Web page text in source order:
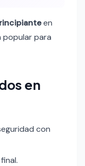
en
para
en
con